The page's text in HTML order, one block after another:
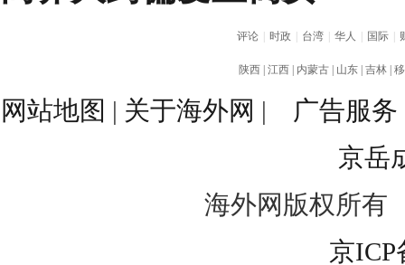
评论 时政 台湾 华人 国际
陕西 江西 内蒙古 山东 吉林
网站地图 | 关于海外网 | 广告服务
京岳
海外网版权所有
京ICP